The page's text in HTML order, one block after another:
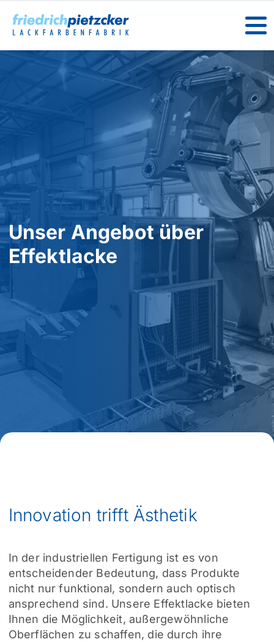
Unser Angebot über
Effektlacke
Innovation trifft Ästhetik
In der industriellen Fertigung ist es von
entscheidender Bedeutung, dass Produkte
nicht nur funktional, sondern auch optisch
ansprechend sind. Unsere Effektlacke bieten
Ihnen die Möglichkeit, außergewöhnliche
Oberflächen zu schaffen, die durch ihre